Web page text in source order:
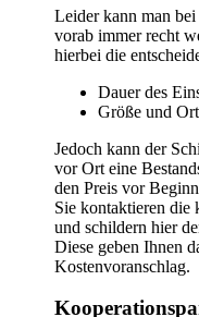
Leider kann man
vorab immer recht
hierbei die
Dauer des
Größe und
Jedoch kann der
vor Ort eine
den Preis vor
Sie kontaktieren die
und schildern hier
Diese geben Ihnen
Kostenvoranschlag.